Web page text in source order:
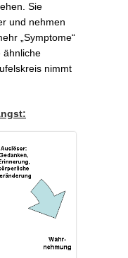
Sie
und nehmen
„Symptome“
ähnliche
nimmt